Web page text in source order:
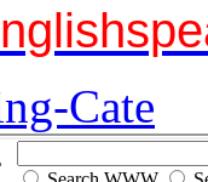
Cate